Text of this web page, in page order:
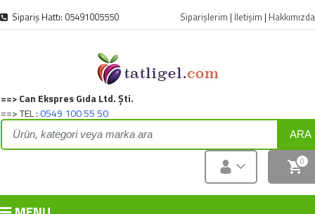
Sipariş Hattı: 05491005550 Siparişlerim | İletişim | Hakkımızda
Can Ekspres Gıda Ltd. Şti.
TEL :0549 100 55 50
ARA
0